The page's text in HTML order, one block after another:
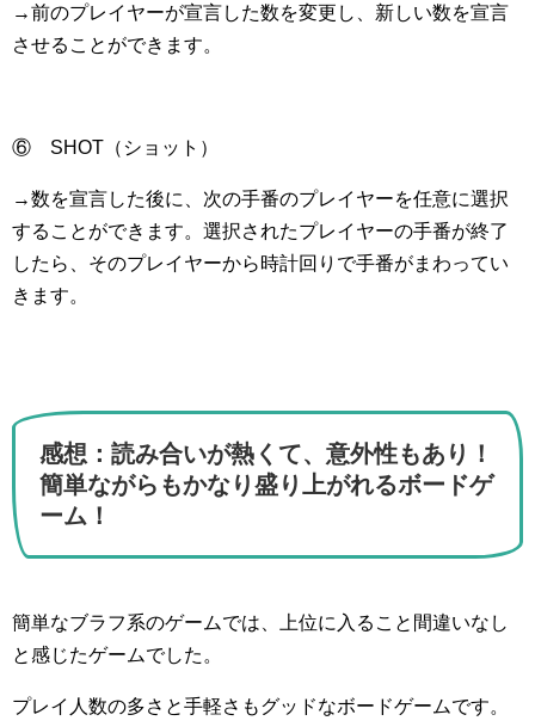
→前のプレイヤーが宣言した数を変更し、新しい数を宣言
させることができます。
⑥ SHOT（ショット）
→数を宣言した後に、次の手番のプレイヤーを任意に選択
することができます。選択されたプレイヤーの手番が終了
したら、そのプレイヤーから時計回りで手番がまわってい
きます。
感想：読み合いが熱くて、意外性もあり！
簡単ながらもかなり盛り上がれるボードゲ
ーム！
簡単なブラフ系のゲームでは、上位に入ること間違いなし
と感じたゲームでした。
プレイ人数の多さと手軽さもグッドなボードゲームです。